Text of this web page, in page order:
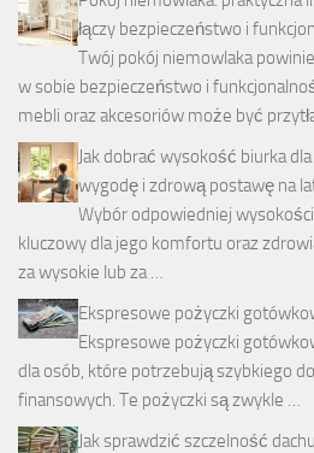
łączy bezpieczeństwo i
Twój pokój niemowlaka
w sobie bezpieczeństwo i
mebli oraz akcesoriów może być
Jak dobrać wysokość biurka
wygodę i zdrową postawę na
Wybór odpowiedniej
kluczowy dla jego komfortu oraz
za wysokie lub za …
Ekspresowe pożyczki
Ekspresowe pożyczki
dla osób, które potrzebują szybkiego
finansowych. Te pożyczki są zwykle …
Jak sprawdzić szczelność